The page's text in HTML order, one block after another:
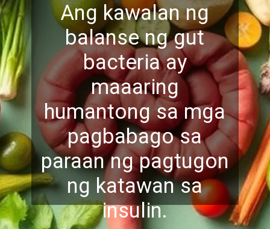
Ang kawalan ng
balanse ng gut
bacteria ay
maaaring
humantong sa mga
pagbabago sa
paraan ng pagtugon
ng katawan sa
insulin.